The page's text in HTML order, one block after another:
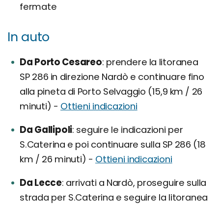
fermate
In auto
Da Porto Cesareo prendere la litoranea
SP 286 in direzione Nardò e continuare fino
alla pineta di Porto Selvaggio (15,9 km / 26
minuti) - Ottieni indicazioni
Da Gallipoli seguire le indicazioni per
S.Caterina e poi continuare sulla SP 286 (18
km / 26 minuti) - Ottieni indicazioni
Da Lecce arrivati a Nardò, proseguire sulla
strada per S.Caterina e seguire la litoranea